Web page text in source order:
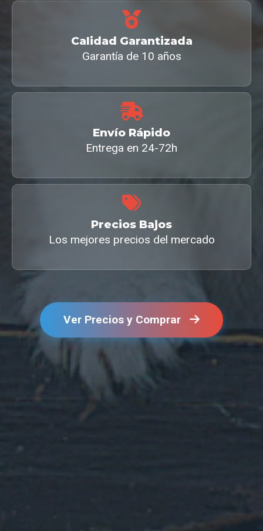
Calidad Garantizada
Garantía de 10 años
Envío Rápido
Entrega en 24-72h
Precios Bajos
Los mejores precios del mercado
Ver Precios y Comprar